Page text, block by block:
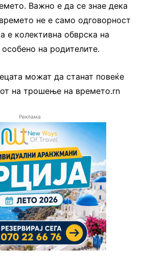
Важно е да се знае дека
не е само одговорност
е колективна обврска на
на родителите.
можат да станат повеќе
на трошење на времето.rn
Реклама